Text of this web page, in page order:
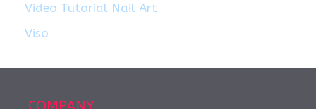
Video Tutorial Nail Art
Viso
COMPANY